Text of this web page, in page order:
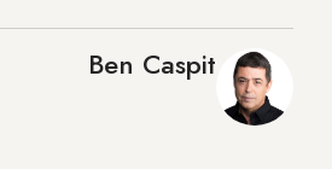
Ben Caspit